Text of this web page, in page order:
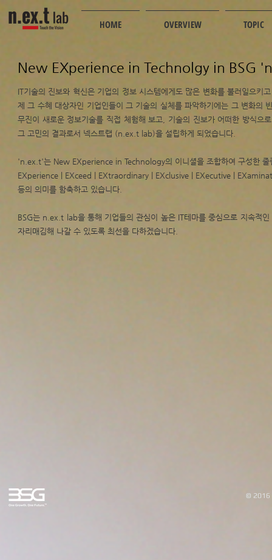
HOME OVERVIEW TOPIC
New EXperience in Technolgy in BSG
IT기술의 진보와 혁신은 기업의 정보 시스템에게도 많은 변화를 불러일으
제 그 수혜 대상자인 기업인들이 그 기술의 실체를 파악하기에는 그 변화의
무진이 새로운 정보기술를 직접 체험해 보고, 기술의 진보가 어떠한 방식으
그 고민의 결과로서 넥스트랩 (n.ex.t lab)을 설립하게 되었습니다.
'n.ex.t'는 New EXperience in Technology의 이니셜을 조합하여 구성한 줄
EXperience | EXceed | EXtraordinary | EXclusive | EXecutive |
등의 의미를 함축하고 있습니다.
BSG는 n.ex.t lab을 통해 기업들의 관심이 높은 IT테마를 중심으로 지속적
자리매김해 나갈 수 있도록 최선을 다하겠습니다.
© 2016